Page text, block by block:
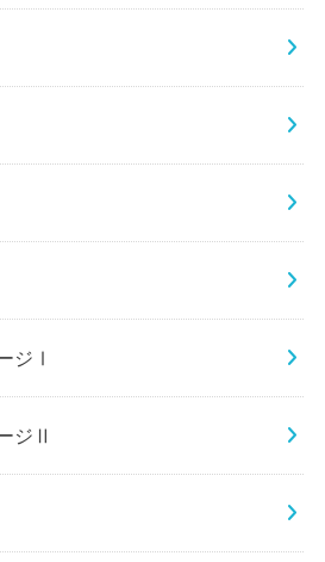
ジⅠ
ジⅡ